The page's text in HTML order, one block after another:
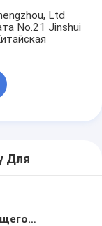
Ltd
No.21 Jinshui
Для